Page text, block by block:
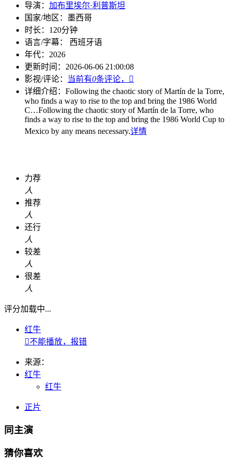
导演： 加布里埃尔·利普斯坦
国家/地区： 墨西哥
时长： 120分钟
语言/字幕：
西班牙语
年代： 2026
更新时间： 2026-06-06 21:00:08
影视/评论：
当前有0条评论，

详细介绍： Following the chaotic story of Martín de la Torre,
who finds a way to rise to the top and bring the 1986 World
C…Following the chaotic story of Martín de la Torre, who
finds a way to rise to the top and bring the 1986 World Cup to
Mexico by any means necessary.详情
力荐
人
推荐
人
还行
人
较差
人
很差
人
评分加载中...
红牛
不能播放，报错
来源：
红牛
红牛
正片
同主演
猜你喜欢